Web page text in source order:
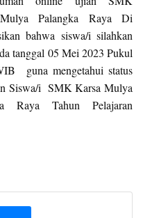
Palangka Raya Di
bahwa siswa/i silahkan
tanggal 05 Mei 2023 Pukul
guna mengetahui status
Siswa/i SMK Karsa Mulya
Raya Tahun Pelajaran